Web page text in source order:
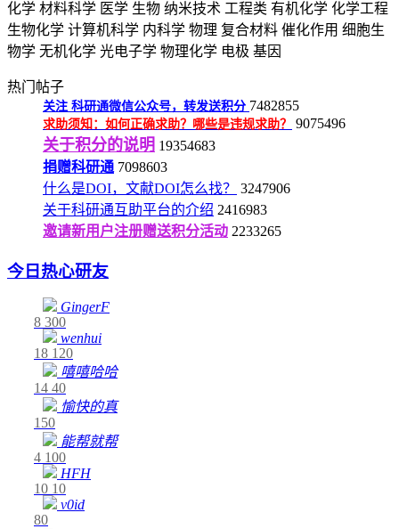
化学 材料科学 医学 生物 纳米技术 工程类 有机化学 化学工程
生物化学 计算机科学 内科学 物理 复合材料 催化作用 细胞生
物学 无机化学 光电子学 物理化学 电极 基因
热门帖子
关注 科研通微信公众号，转发送积分 7482855
求助须知：如何正确求助？哪些是违规求助？ 9075496
关于积分的说明 19354683
捐赠科研通 7098603
什么是DOI，文献DOI怎么找？
3247906
关于科研通互助平台的介绍 2416983
邀请新用户注册赠送积分活动 2233265
今日热心研友
GingerF
8 300
wenhui
18 120
嘻嘻哈哈
14 40
愉快的真
150
能帮就帮
4 100
HFH
10 10
v0id
80